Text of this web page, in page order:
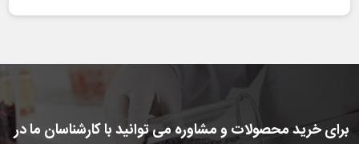
برای خرید محصولات و مشاوره می توانید با کارشناسان ما در